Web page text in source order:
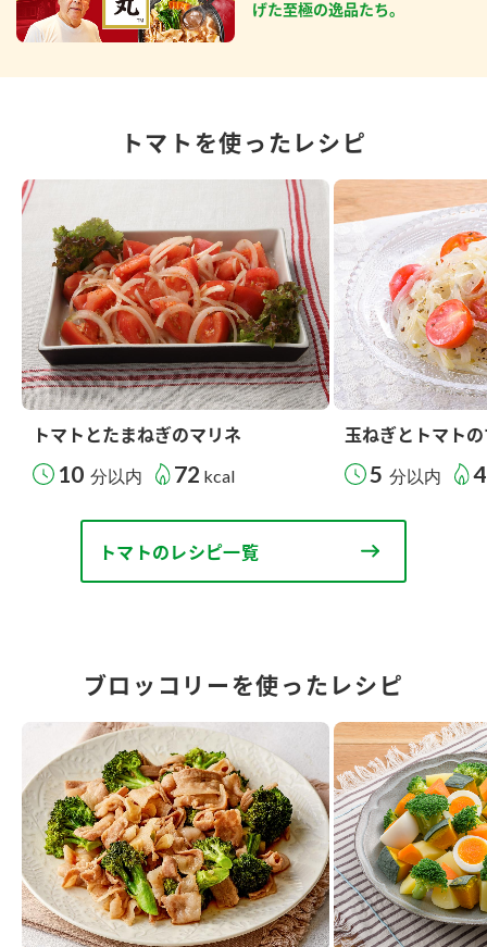
げた至極の逸品たち。
トマトを使ったレシピ
トマトとたまねぎのマリネ
10 分以内 72 kcal
玉ねぎとトマト
5 分以内
トマトのレシピ一覧
ブロッコリーを使ったレシピ